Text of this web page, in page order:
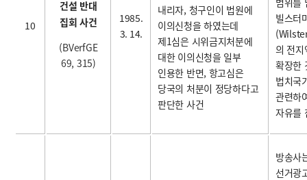
10
건설 반대
집회 사건
(BVerfGE
69, 315)
1985.
3. 14.
내리자, 청구인이 법원에
이의신청을 하였는데
제1심은 시위금지처분에
대한 이의신청을 일부
인용한 반면, 항고심은
당국의 처분이 정당하다고
판단한 사건
빌스터
의 전지
확장한
법치국
관련하
자유를
방송사
선거광